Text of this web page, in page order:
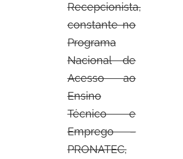
Recepcionista,
constante no
Programa
Nacional de
Acesso ao
Ensino
Técnico e
Emprego –
PRONATEC,